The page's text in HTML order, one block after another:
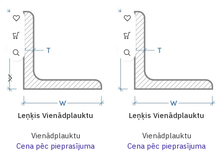
Leņķis Vienādplauktu
Vienādplauktu
Cena pēc pieprasījuma
Leņķis Vienādplauktu
Vienādplauktu
Cena pēc pieprasījuma